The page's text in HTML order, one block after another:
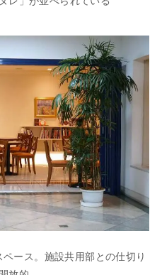
ース。施設共用部との仕切り